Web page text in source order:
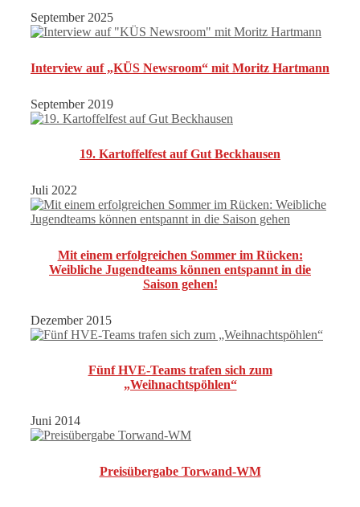
September 2025
Interview auf „KÜS Newsroom“ mit Moritz Hartmann
September 2019
19. Kartoffelfest auf Gut Beckhausen
Juli 2022
Mit einem erfolgreichen Sommer im Rücken:
Weibliche Jugendteams können entspannt in die
Saison gehen!
Dezember 2015
Fünf HVE-Teams trafen sich zum
„Weihnachtspöhlen“
Juni 2014
Preisübergabe Torwand-WM